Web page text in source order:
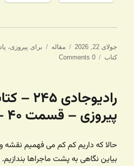
ارسال
شده
جولای 22, 2026 دسته‌ها
مقاله برچسب‌ها
برای پیروزی،
کتاب
0 Comments
پیروزی – قسمت ۴۰ – کوری دکترو
حالا که داریم کم کم می فهمیم نقشه
بیاین نگاهی به پشت ماجراها